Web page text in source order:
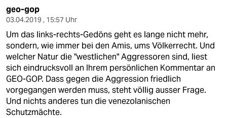
geo-gop
03.04.2019 , 15:57 Uhr
Um das links-rechts-Gedöns geht es lange nicht mehr,
sondern, wie immer bei den Amis, ums Völkerrecht. Und
welcher Natur die "westlichen" Aggressoren sind, liest
sich eindrucksvoll an Ihrem persönlichen Kommentar an
GEO-GOP. Dass gegen die Aggression friedlich
vorgegangen werden muss, steht völlig ausser Frage.
Und nichts anderes tun die venezolanischen
Schutzmächte.